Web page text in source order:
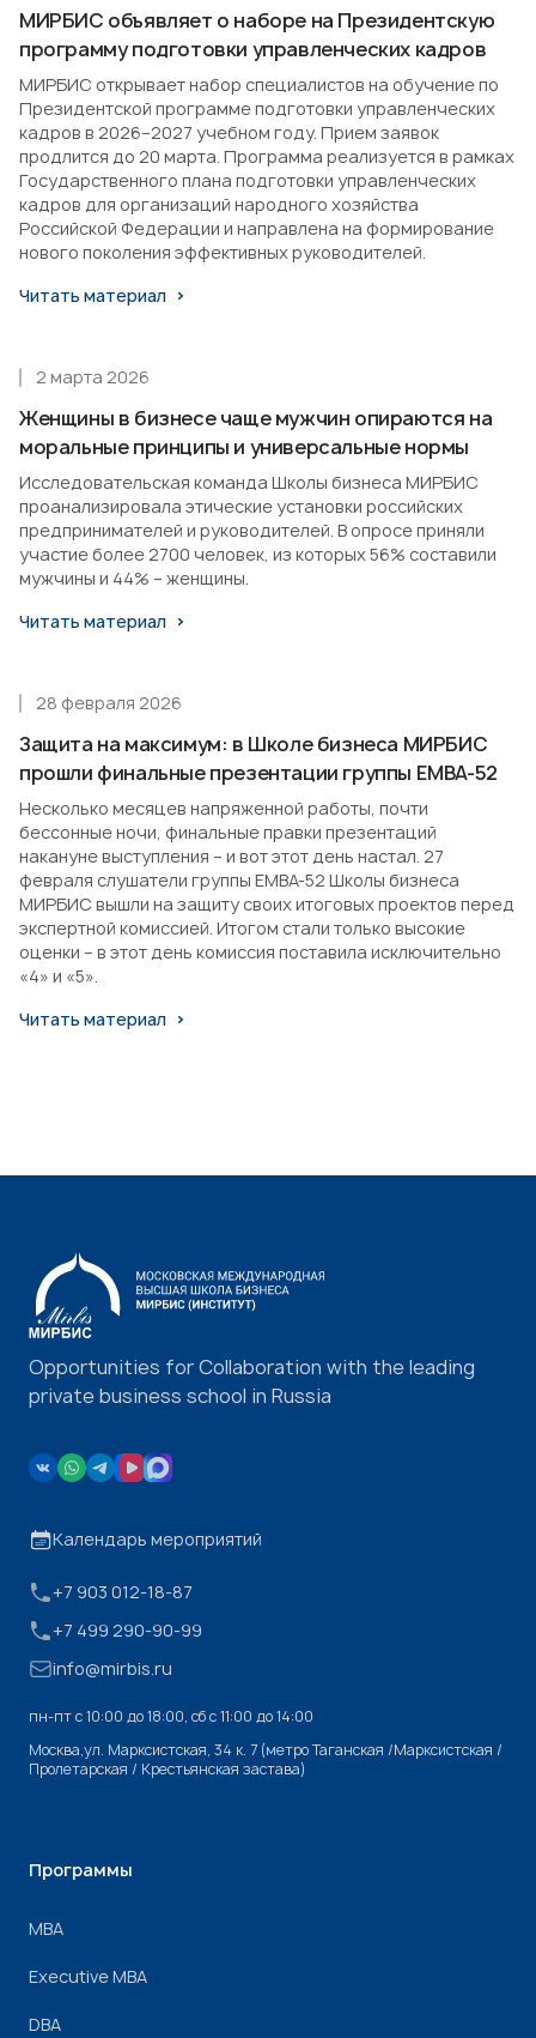
МИРБИС объявляет о наборе на Президентскую
программу подготовки управленческих кадров
МИРБИС открывает набор специалистов на обучение по
Президентской программе подготовки управленческих
кадров в 2026–2027 учебном году. Прием заявок
продлится до 20 марта. Программа реализуется в рамках
Государственного плана подготовки управленческих
кадров для организаций народного хозяйства
Российской Федерации и направлена на формирование
нового поколения эффективных руководителей.
Читать материал
Женщины в бизнесе чаще мужчин опираются на
моральные принципы и универсальные нормы
2 марта 2026
Исследовательская команда Школы бизнеса МИРБИС
проанализировала этические установки российских
предпринимателей и руководителей. В опросе приняли
участие более 2700 человек, из которых 56% составили
мужчины и 44% – женщины.
Читать материал
Защита на максимум: в Школе бизнеса МИРБИС
прошли финальные презентации группы EMBA-52
28 февраля 2026
Несколько месяцев напряженной работы, почти
бессонные ночи, финальные правки презентаций
накануне выступления – и вот этот день настал. 27
февраля слушатели группы EMBA-52 Школы бизнеса
МИРБИС вышли на защиту своих итоговых проектов перед
экспертной комиссией. Итогом стали только высокие
оценки – в этот день комиссия поставила исключительно
«4» и «5».
Читать материал
Opportunities for Collaboration with the leading
private business school in Russia
Календарь мероприятий
+7 903 012-18-87
+7 499 290-90-99
info@mirbis.ru
пн-пт с 10:00 до 18:00, cб с 11:00 до 14:00
Москва,ул. Марксистская, 34 к. 7 (метро Таганская /Марксистская /
Пролетарская / Крестьянская застава)
Программы
МВА
Executive MBA
DBA